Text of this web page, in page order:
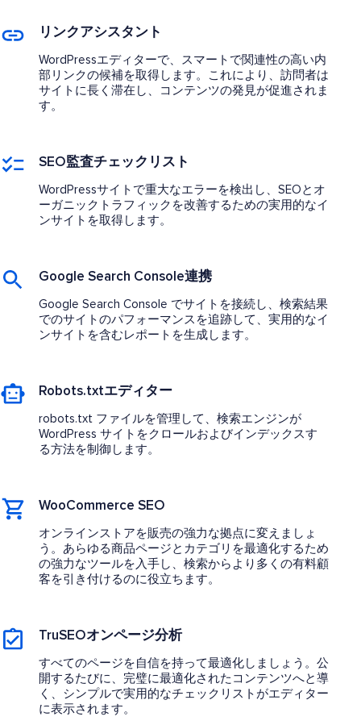
リンクアシスタント
WordPressエディターで、スマートで関連性の高い内
部リンクの候補を取得します。これにより、訪問者は
サイトに長く滞在し、コンテンツの発見が促進されま
す。
SEO監査チェックリスト
WordPressサイトで重大なエラーを検出し、SEOとオ
ーガニックトラフィックを改善するための実用的なイ
ンサイトを取得します。
Google Search Console連携
Google Search Console でサイトを接続し、検索結果
でのサイトのパフォーマンスを追跡して、実用的なイ
ンサイトを含むレポートを生成します。
Robots.txtエディター
robots.txt ファイルを管理して、検索エンジンが
WordPress サイトをクロールおよびインデックスす
る方法を制御します。
WooCommerce SEO
オンラインストアを販売の強力な拠点に変えましょ
う。あらゆる商品ページとカテゴリを最適化するため
の強力なツールを入手し、検索からより多くの有料顧
客を引き付けるのに役立ちます。
TruSEOオンページ分析
すべてのページを自信を持って最適化しましょう。公
開するたびに、完璧に最適化されたコンテンツへと導
く、シンプルで実用的なチェックリストがエディター
に表示されます。